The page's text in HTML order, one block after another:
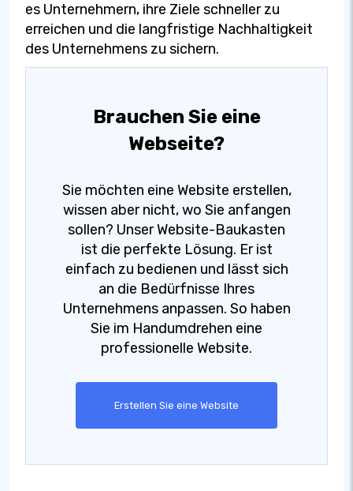
es Unternehmern, ihre Ziele schneller zu
erreichen und die langfristige Nachhaltigkeit
des Unternehmens zu sichern.
Brauchen Sie eine
Webseite?
Sie möchten eine Website erstellen,
wissen aber nicht, wo Sie anfangen
sollen? Unser Website-Baukasten
ist die perfekte Lösung. Er ist
einfach zu bedienen und lässt sich
an die Bedürfnisse Ihres
Unternehmens anpassen. So haben
Sie im Handumdrehen eine
professionelle Website.
Erstellen Sie eine Website